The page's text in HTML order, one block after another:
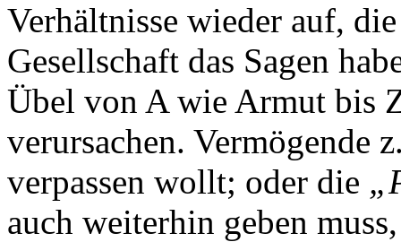
Verhältnisse wieder auf,
Gesellschaft das Sagen
Übel von A wie Armut bis
verursachen. Vermögende
verpassen wollt; oder die
auch weiterhin geben